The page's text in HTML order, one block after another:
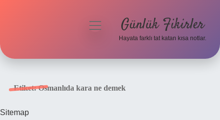
menüyü
Günlük Fikirler
Hayata farklı tat katan kısa notlar.
Etiket:Osmanlıda kara ne demek
Sitemap